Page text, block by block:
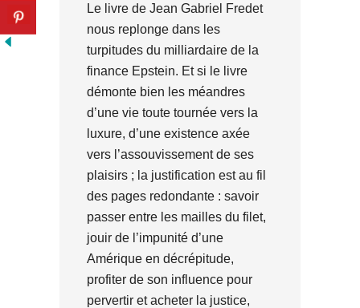
Le livre de Jean Gabriel Fredet
nous replonge dans les
turpitudes du milliardaire de la
finance Epstein. Et si le livre
démonte bien les méandres
d’une vie toute tournée vers la
luxure, d’une existence axée
vers l’assouvissement de ses
plaisirs ; la justification est au fil
des pages redondante : savoir
passer entre les mailles du filet,
jouir de l’impunité d’une
Amérique en décrépitude,
profiter de son influence pour
pervertir et acheter la justice,